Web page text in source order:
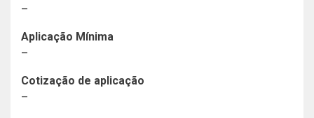
–
Aplicação Mínima
–
Cotização de aplicação
–